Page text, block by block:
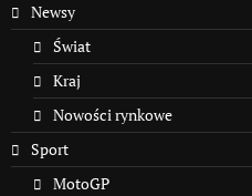
Newsy
Świat
Kraj
Nowości rynkowe
Sport
MotoGP